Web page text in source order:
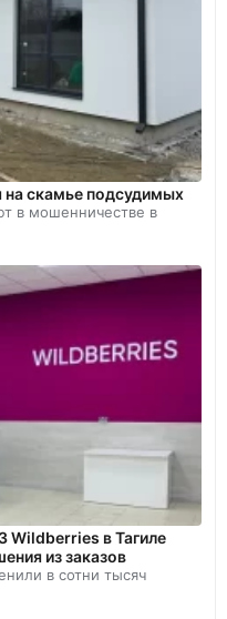
на скамье подсудимых
в мошенничестве в
Wildberries в Тагиле
из заказов
в сотни тысяч